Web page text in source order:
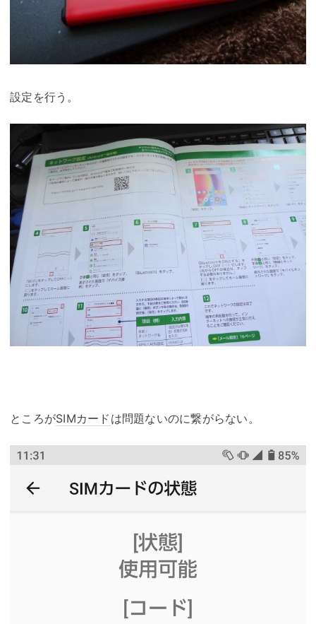
設定を行う。
ところがSIMカード は問題ないのに繋がらない。